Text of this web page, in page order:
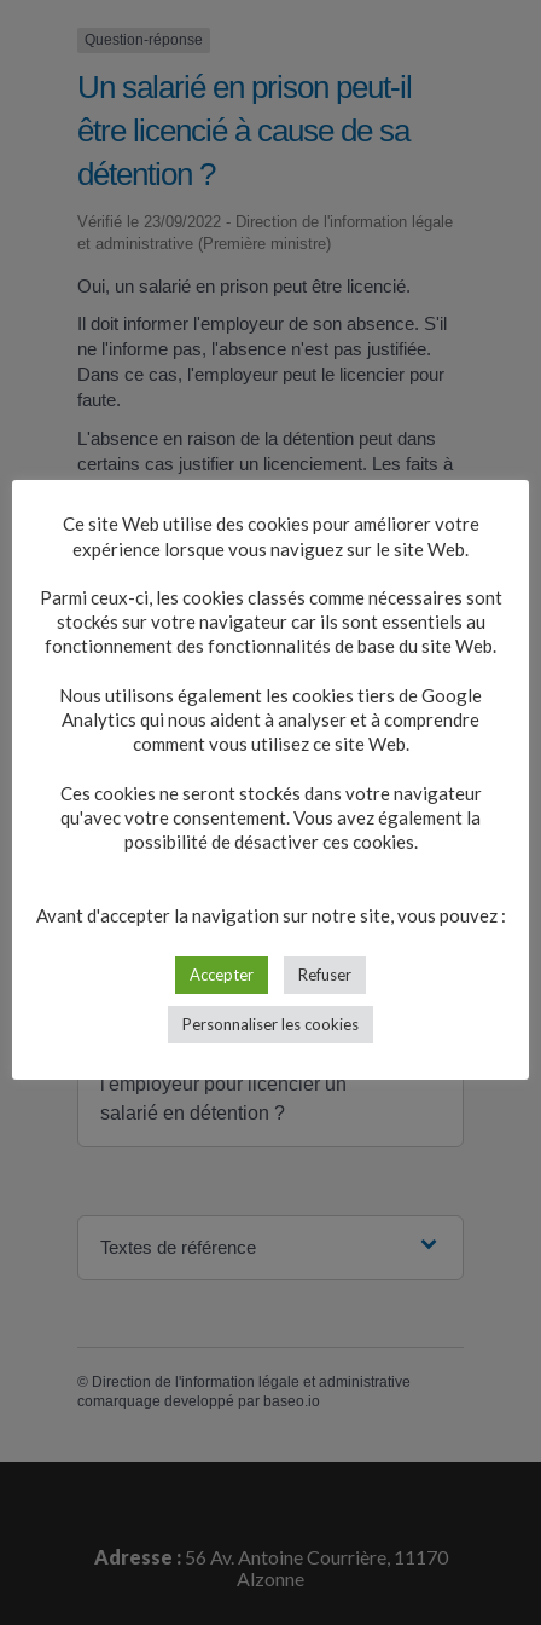
Question-réponse
Un salarié en prison peut-il
être licencié à cause de sa
détention ?
Vérifié le 23/09/2022 - Direction de l'information légale
et administrative (Première ministre)
Oui, un salarié en prison peut être licencié.
Il doit informer l'employeur de son absence. S'il
ne l'informe pas, l'absence n'est pas justifiée.
Dans ce cas, l'employeur peut le licencier pour
faute.
L'absence en raison de la détention peut dans
certains cas justifier un licenciement. Les faits à
constituer un motif de licenciement. La détention
ne constitue pas un cas de force majeure de
rupture du contrat.
Tout replier Tout déplier
l'employeur de son absence à
cause de sa détention ?
Le salarié qui informe son
employeur de sa détention peut-il
La détention peut-elle justifier un
cas de force majeure de rupture du
l'employeur pour licencier un
salarié en détention ?
Textes de référence
© Direction de l'information légale et administrative
comarquage developpé par baseo.io
Adresse : 56 Av. Antoine Courrière, 11170
Alzonne
Ce site Web utilise des cookies pour améliorer votre
expérience lorsque vous naviguez sur le site Web.
Parmi ceux-ci, les cookies classés comme nécessaires sont
stockés sur votre navigateur car ils sont essentiels au
fonctionnement des fonctionnalités de base du site Web.
Nous utilisons également les cookies tiers de Google
Analytics qui nous aident à analyser et à comprendre
comment vous utilisez ce site Web.
Ces cookies ne seront stockés dans votre navigateur
qu'avec votre consentement. Vous avez également la
possibilité de désactiver ces cookies.
Avant d'accepter la navigation sur notre site, vous pouvez :
Accepter Refuser
Personnaliser les cookies